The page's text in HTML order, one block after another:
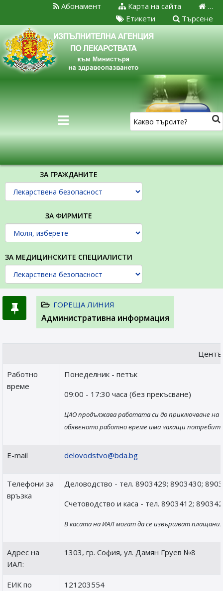
…
Карта на сайта
Абонамент
Търсене
Етикети
ЗА ГРАЖДАНИТЕ
ЗА ФИРМИТЕ
ЗА МЕДИЦИНСКИТЕ СПЕЦИАЛИСТИ
ГОРЕЩА ЛИНИЯ
Административна информация
Работно
време
Понеделник - петък
09:00 - 17:30 часа (без прекъсване)
ЦАО продължава работата си до приключване на
обявеното работно време има чакащи
E-mail delovodstvo@bda.bg
Телефони за
връзка
Деловодство - тел. 8903429; 8903430;
Счетоводство и каса - тел. 8903412;
В касата на ИАЛ могат да се извършват
Адрес на
ИАЛ:
1303, гр. София, ул. Дамян Груев №8
ЕИК по
121203554